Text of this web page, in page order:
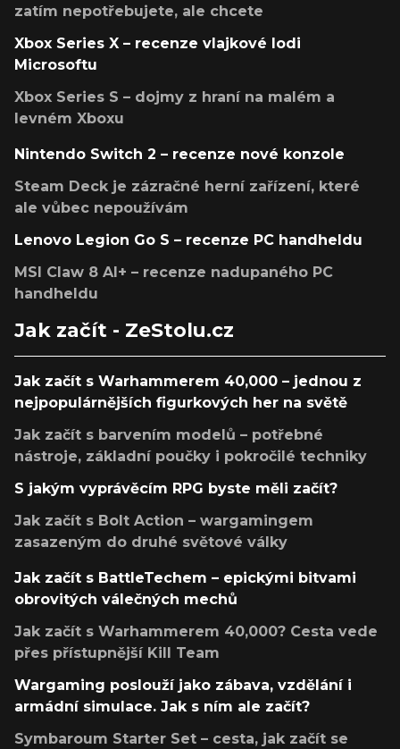
zatím nepotřebujete, ale chcete
Xbox Series X – recenze vlajkové lodi
Microsoftu
Xbox Series S – dojmy z hraní na malém a
levném Xboxu
Nintendo Switch 2 – recenze nové konzole
Steam Deck je zázračné herní zařízení, které
ale vůbec nepoužívám
Lenovo Legion Go S – recenze PC handheldu
MSI Claw 8 AI+ – recenze nadupaného PC
handheldu
Jak začít - ZeStolu.cz
Jak začít s Warhammerem 40,000 – jednou z
nejpopulárnějších figurkových her na světě
Jak začít s barvením modelů – potřebné
nástroje, základní poučky i pokročilé techniky
S jakým vyprávěcím RPG byste měli začít?
Jak začít s Bolt Action – wargamingem
zasazeným do druhé světové války
Jak začít s BattleTechem – epickými bitvami
obrovitých válečných mechů
Jak začít s Warhammerem 40,000? Cesta vede
přes přístupnější Kill Team
Wargaming poslouží jako zábava, vzdělání i
armádní simulace. Jak s ním ale začít?
Symbaroum Starter Set – cesta, jak začít se